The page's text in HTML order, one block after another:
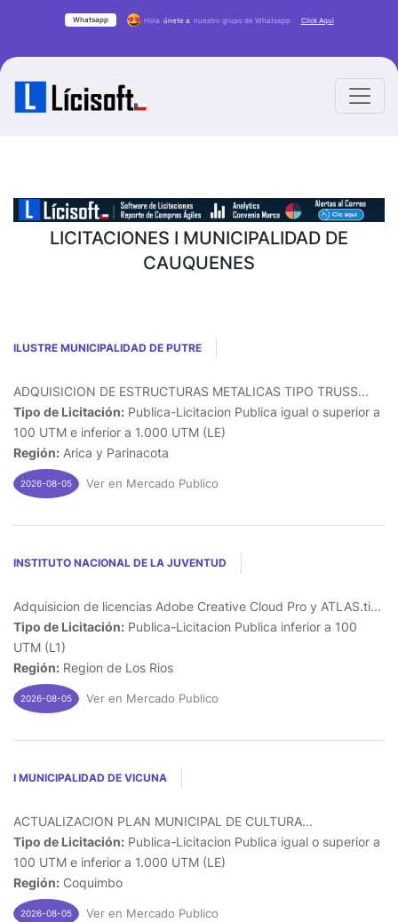
Whatsapp Hola únete a nuestro grupo de Whatsapp Click Aqui
LICITACIONES I MUNICIPALIDAD DE
CAUQUENES
ILUSTRE MUNICIPALIDAD DE PUTRE
ADQUISICION DE ESTRUCTURAS METALICAS TIPO TRUSS...
Tipo de Licitación: Publica-Licitacion Publica igual o superior a
100 UTM e inferior a 1.000 UTM (LE)
Región: Arica y Parinacota
2026-08-05 Ver en Mercado Publico
INSTITUTO NACIONAL DE LA JUVENTUD
Adquisicion de licencias Adobe Creative Cloud Pro y ATLAS.ti...
Tipo de Licitación: Publica-Licitacion Publica inferior a 100
UTM (L1)
Región: Region de Los Rios
2026-08-05 Ver en Mercado Publico
I MUNICIPALIDAD DE VICUNA
ACTUALIZACION PLAN MUNICIPAL DE CULTURA...
Tipo de Licitación: Publica-Licitacion Publica igual o superior a
100 UTM e inferior a 1.000 UTM (LE)
Región: Coquimbo
2026-08-05 Ver en Mercado Publico